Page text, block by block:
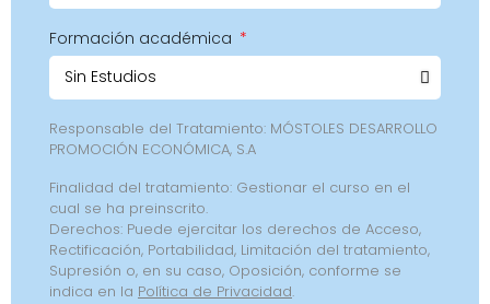
Formación académica
Responsable del Tratamiento: MÓSTOLES DESARROLLO
PROMOCIÓN ECONÓMICA, S.A
Finalidad del tratamiento: Gestionar el curso en el
cual se ha preinscrito.
Derechos: Puede ejercitar los derechos de Acceso,
Rectificación, Portabilidad, Limitación del tratamiento,
Supresión o, en su caso, Oposición, conforme se
indica en la Política de Privacidad.